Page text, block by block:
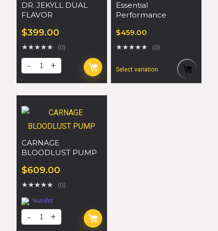
DR. JEKYLL DUAL
FLAVOR
$399.00
★★★★★ (0)
Essential
Performance
$459.00
★★★★★ (0)
Select variation
CARNAGE
BLOODLUST PUMP
$609.00
★★★★★ (0)
Nutrifitt